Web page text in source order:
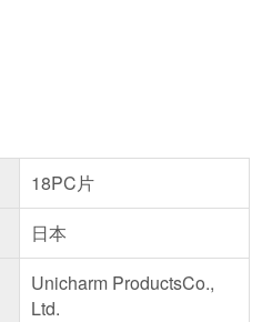
18PC片
日本
Unicharm ProductsCo.,
Ltd.